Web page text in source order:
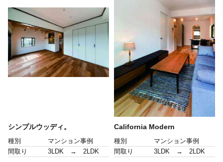
シンプルウッディ。
種別
マンション事例
間取り
3LDK → 2LDK
California Modern
種別
マンション事例
間取り
3LDK → 2LDK